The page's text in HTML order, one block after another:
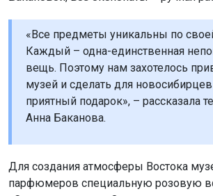
Анна Баканова.
Для создания атмосферы Востока
парфюмеров специальную розовую
«Сердце пустыни». Они также
выставке.
эпохи Каджаров» можно будет до 22
Принять
Подробнее